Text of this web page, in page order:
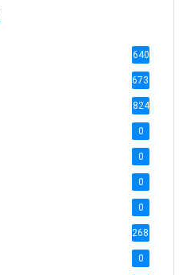
640
6738
824
0
0
0
0
2686
0